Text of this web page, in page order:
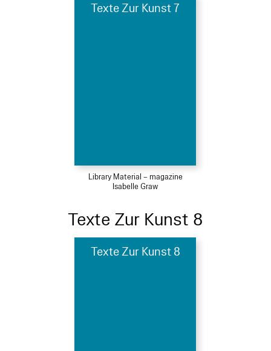
Texte Zur Kunst 7
Library Material – magazine
Isabelle Graw
Texte Zur Kunst 8
Texte Zur Kunst 8